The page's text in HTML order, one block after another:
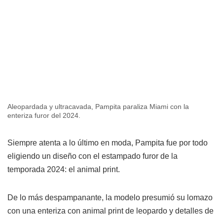
Aleopardada y ultracavada, Pampita paraliza Miami con la
enteriza furor del 2024.
Siempre atenta a lo último en moda, Pampita fue por todo
eligiendo un diseño con el estampado furor de la
temporada 2024: el animal print.
De lo más despampanante, la modelo presumió su lomazo
con una enteriza con animal print de leopardo y detalles de